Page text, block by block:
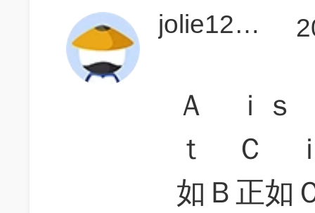
jolie123456
Ａ ｉｓ
ｔ Ｃ
如Ｂ正如